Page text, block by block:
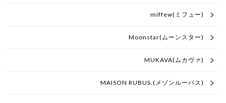
miffew(ミフュー)
Moonstar(ムーンスター)
MUKAVA(ムカヴァ)
MAISON RUBUS.(メゾンルーバス)